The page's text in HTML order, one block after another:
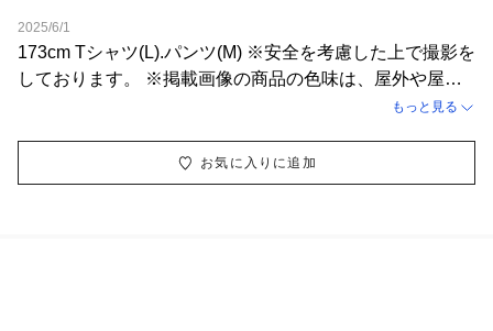
2025/6/1
173cm Tシャツ(L).パンツ(M) ※安全を考慮した上で撮影を
しております。 ※掲載画像の商品の色味は、屋外や屋内
の光の照射や角度により実物と色味が異なる場合がござい
もっと見る
お気に入りに追加